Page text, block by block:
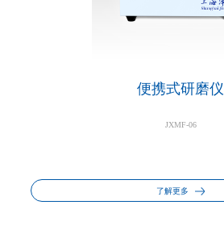
便携式研磨仪
JXMF-06
了解更多